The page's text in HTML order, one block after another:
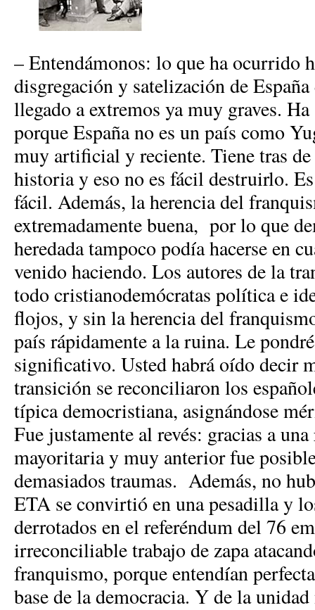
– Entendámonos: lo que ha ocurrido
disgregación y satelización de
llegado a extremos ya muy graves.
porque España no es un país como
muy artificial y reciente. Tiene tras
historia y eso no es fácil destruirlo.
fácil. Además, la herencia del
extremadamente buena, por lo que
heredada tampoco podía hacerse en
venido haciendo. Los autores de la
todo cristianodemócratas política e
flojos, y sin la herencia del
país rápidamente a la ruina. Le
significativo. Usted habrá oído decir
transición se reconciliaron los
típica democristiana, asignándose
Fue justamente al revés: gracias a
mayoritaria y muy anterior fue
demasiados traumas. Además, no
ETA se convirtió en una pesadilla y
derrotados en el referéndum del 76
irreconciliable trabajo de zapa
franquismo, porque entendían
base de la democracia. Y de la